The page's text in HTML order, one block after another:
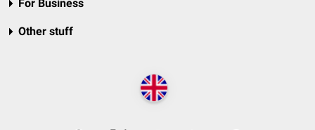
For Business
Other stuff